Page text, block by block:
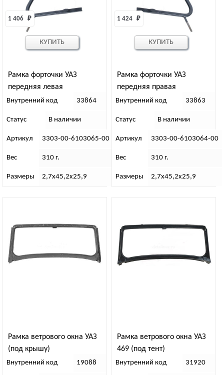
Рамка форточки УАЗ
передняя левая
1 406 ₽
Внутренний код 33864
Статус В наличии
Артикул 3303-00-6103065-00
Вес 310 г.
Размеры 2,7х45,2х25,9
КУПИТЬ
Рамка форточки УАЗ
передняя правая
1 424 ₽
Внутренний код 33863
Статус В наличии
Артикул 3303-00-6103064-00
Вес 310 г.
Размеры 2,7х45,2х25,9
КУПИТЬ
Рамка ветрового окна УАЗ
(под крышу)
Внутренний код 19088
Рамка ветрового окна УАЗ
469 (под тент)
Внутренний код 31920